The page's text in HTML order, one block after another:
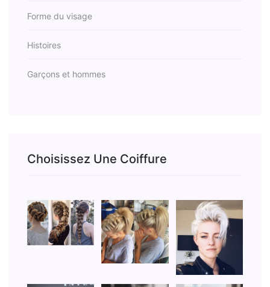
Forme du visage
Histoires
Garçons et hommes
Choisissez Une Coiffure